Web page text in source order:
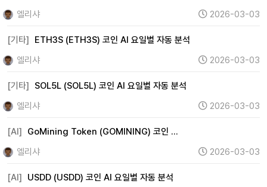
엘리샤
2026-03-03
[기타]
ETH3S (ETH3S) 코인 AI 요일별 자동 분석
엘리샤
2026-03-03
[기타]
SOL5L (SOL5L) 코인 AI 요일별 자동 분석
엘리샤
2026-03-03
[AI]
GoMining Token (GOMINING) 코인 …
엘리샤
2026-03-03
[AI]
USDD (USDD) 코인 AI 요일별 자동 분석